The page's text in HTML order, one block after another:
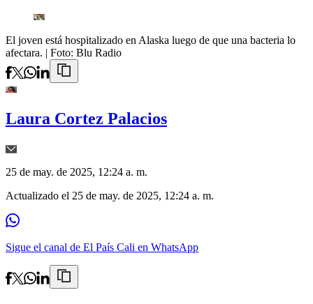
El joven está hospitalizado en Alaska luego de que una bacteria lo
afectara. | Foto: Blu Radio
Laura Cortez Palacios
25 de may. de 2025, 12:24 a. m.
Actualizado el 25 de may. de 2025, 12:24 a. m.
Sigue el canal de El País Cali en WhatsApp